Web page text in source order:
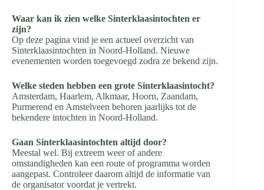
Waar kan ik zien welke Sinterklaasintochten er
zijn?
Op deze pagina vind je een actueel overzicht van
Sinterklaasintochten in Noord-Holland. Nieuwe
evenementen worden toegevoegd zodra ze bekend zijn.
Welke steden hebben een grote Sinterklaasintocht?
Amsterdam, Haarlem, Alkmaar, Hoorn, Zaandam,
Purmerend en Amstelveen behoren jaarlijks tot de
bekendere intochten in Noord-Holland.
Gaan Sinterklaasintochten altijd door?
Meestal wel. Bij extreem weer of andere
omstandigheden kan een route of programma worden
aangepast. Controleer daarom altijd de informatie van
de organisator voordat je vertrekt.